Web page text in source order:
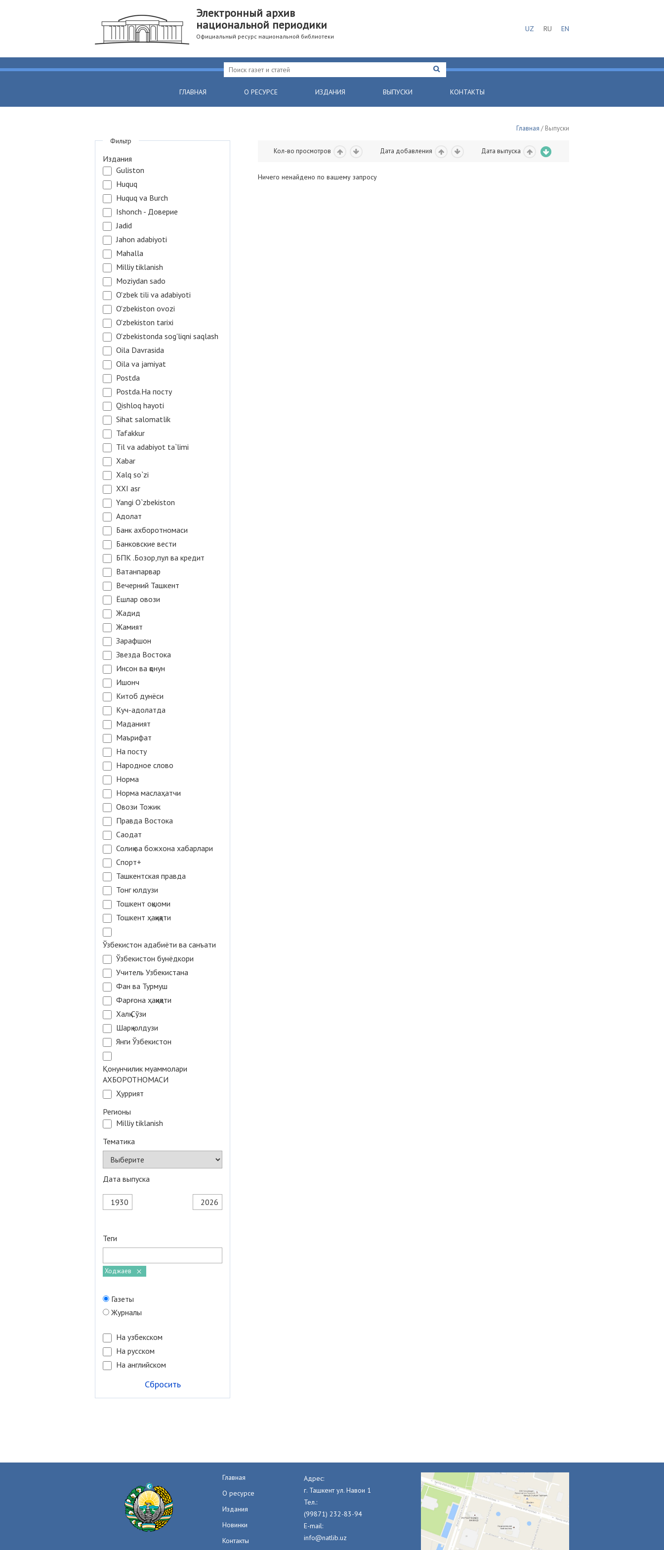
Электронный архив
национальной периодики
Официальный ресурс национальной библиотеки
UZ RU EN
ГЛАВНАЯ О РЕСУРСЕ ИЗДАНИЯ ВЫПУСКИ КОНТАКТЫ
Главная / Выпуски
Кол-во просмотров Дата добавления Дата выпуска
Ничего ненайдено по вашему запросу
Фильтр
Издания
Guliston
Huquq
Huquq va Burch
Ishonch - Доверие
Jadid
Jahon adabiyoti
Mahalla
Milliy tiklanish
Moziydan sado
O'zbek tili va adabiyoti
O'zbekiston ovozi
O'zbekiston tarixi
O'zbekistonda sog'liqni saqlash
Oila Davrasida
Oila va jamiyat
Postda
Postda.На посту
Qishloq hayoti
Sihat salomatlik
Tafakkur
Til va adabiyot ta`limi
Xabar
Xalq so`zi
XXI asr
Yangi O`zbekiston
Адолат
Банк ахборотномаси
Банковские вести
БПК .Бозор,пул ва кредит
Ватанпарвар
Вечерний Ташкент
Ёшлар овози
Жадид
Жамият
Зарафшон
Звезда Востока
Инсон ва қонун
Ишонч
Китоб дунёси
Куч-адолатда
Маданият
Маърифат
На посту
Народное слово
Норма
Норма маслаҳатчи
Овози Тожик
Правда Востока
Саодат
Солиқ ва божхона хабарлари
Спорт+
Ташкентская правда
Тонг юлдузи
Тошкент оқшоми
Тошкент ҳақиқати
Ўзбекистон адабиёти ва санъати
Ўзбекистон бунёдкори
Учитель Узбекистана
Фан ва Турмуш
Фарғона ҳақиқати
Халқ Сўзи
Шарқ юлдузи
Янги Ўзбекистон
Қонунчилик муаммолари
АХБОРОТНОМАСИ
Ҳуррият
Регионы
Milliy tiklanish
Тематика
Дата выпуска
Теги
Ходжаев
Газеты
Журналы
На узбекском
На русском
На английском
Сбросить
Главная
О ресурсе
Издания
Новинки
Контакты
Адрес:
г. Ташкент ул. Навои 1
Тел.:
(99871) 232-83-94
E-mail:
info@natlib.uz